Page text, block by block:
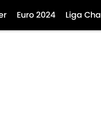
Euro 2024 Liga